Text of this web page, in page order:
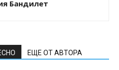
Бандилет
ЕЩЕ ОТ АВТОРА